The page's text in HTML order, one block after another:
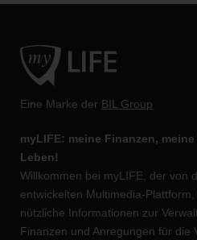
Eine Marke der BIL Group
myLIFE: meine Finanzen,
Leben!
Willkommen bei myLIFE, der von
entwickelten Multimedia-
nützliche Informationen zur
Finanzen und Anregungen für die